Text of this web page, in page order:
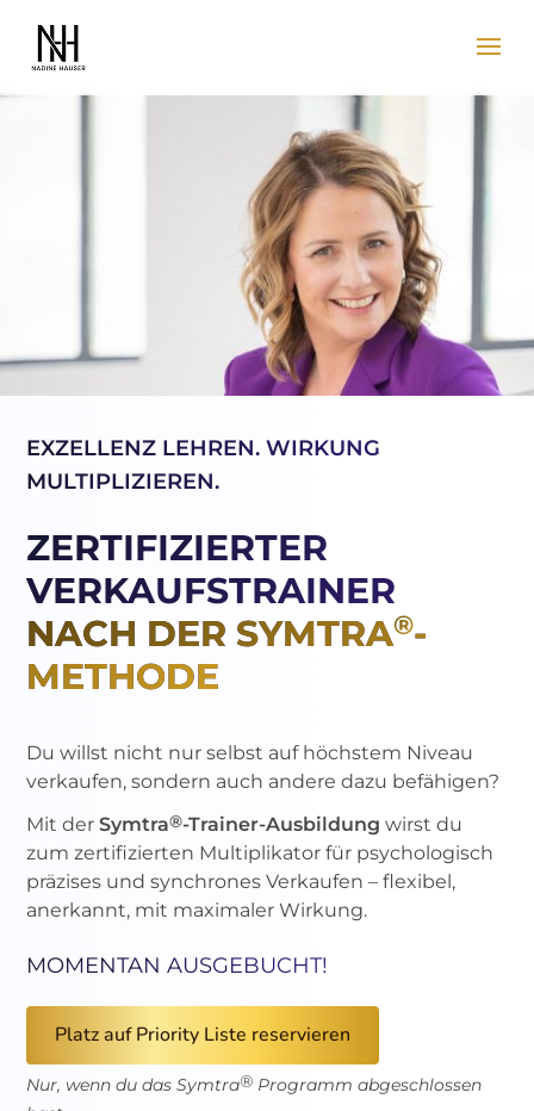
EXZELLENZ LEHREN. WIRKUNG
MULTIPLIZIEREN.
ZERTIFIZIERTER
VERKAUFSTRAINER
NACH DER SYMTRA®-
METHODE
Du willst nicht nur selbst auf höchstem Niveau
verkaufen, sondern auch andere dazu befähigen?
Mit derSymtra®-Trainer-Ausbildung wirst du
zum zertifizierten Multiplikator für psychologisch
präzises und synchrones Verkaufen – flexibel,
anerkannt, mit maximaler Wirkung.
MOMENTAN AUSGEBUCHT!
Platz auf Priority Liste reservieren
Nur, wenn du das Symtra® Programm abgeschlossen